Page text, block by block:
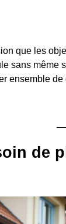
que les
sans même
ensemble
de